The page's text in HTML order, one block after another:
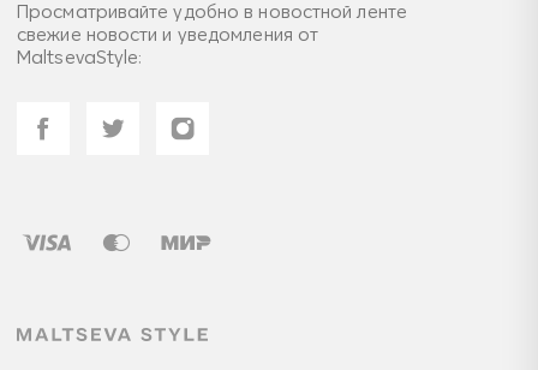
Просматривайте удобно в новостной ленте
свежие новости и уведомления от
MaltsevaStyle: